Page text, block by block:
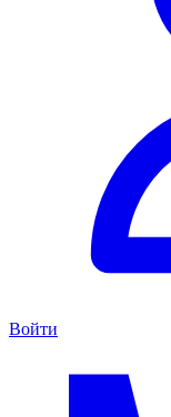
Войти